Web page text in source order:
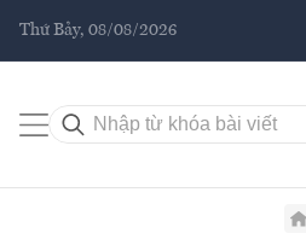
Thứ Bảy, 08/08/2026